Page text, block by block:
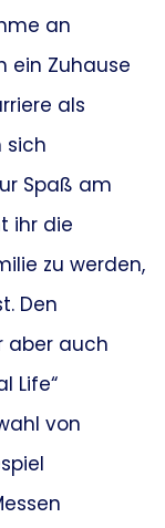
an
ein Zuhause
als
sich
Spaß am
ihr die
zu werden,
Den
aber auch
Life“
von